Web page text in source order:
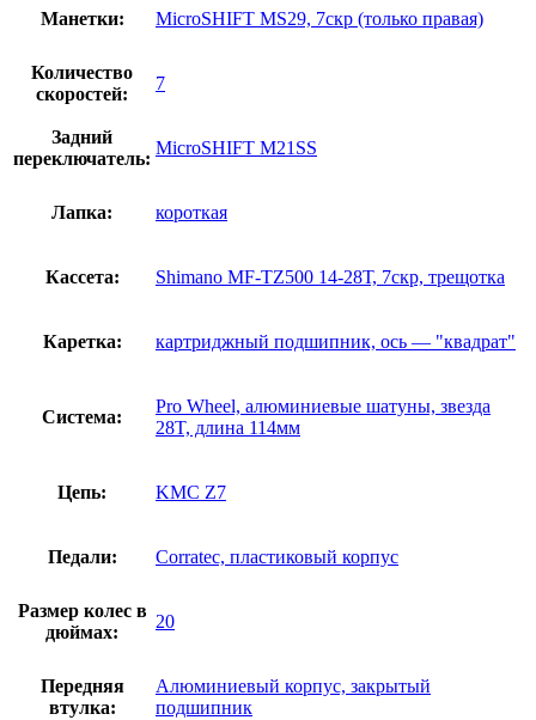
Манетки: MicroSHIFT MS29, 7скр (только правая)
Количество
скоростей:
7
Задний
переключатель:
MicroSHIFT M21SS
Лапка: короткая
Кассета: Shimano MF-TZ500 14-28Т, 7скр, трещотка
Каретка: картриджный подшипник, ось — "квадрат"
Система:
Pro Wheel, алюминиевые шатуны, звезда
28T, длина 114мм
Цепь: KMC Z7
Педали: Corratec, пластиковый корпус
Размер колес в
дюймах:
20
Передняя
втулка:
Алюминиевый корпус, закрытый
подшипник